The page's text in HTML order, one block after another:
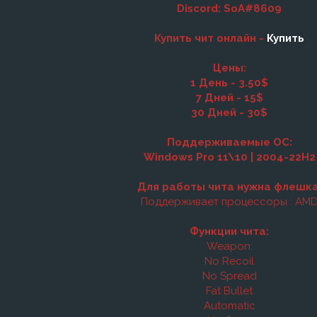
Discord: SoA#8609
Купить чит онлайн - Купить
Цены:
1 День - 3.50$
7 Дней - 15$
30 Дней - 30$
Поддерживаемые ОС:
Windows Pro 11\10 | 2004-22H2
Для работы чита нужна
Поддерживает процессоры :
Функции чита:
Weapon:
No Recoil
No Spread
Fat Bullet
Automatic